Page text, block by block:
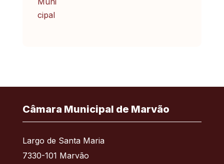
Câmara Municipal de Marvão
Largo de Santa Maria
7330-101 Marvão